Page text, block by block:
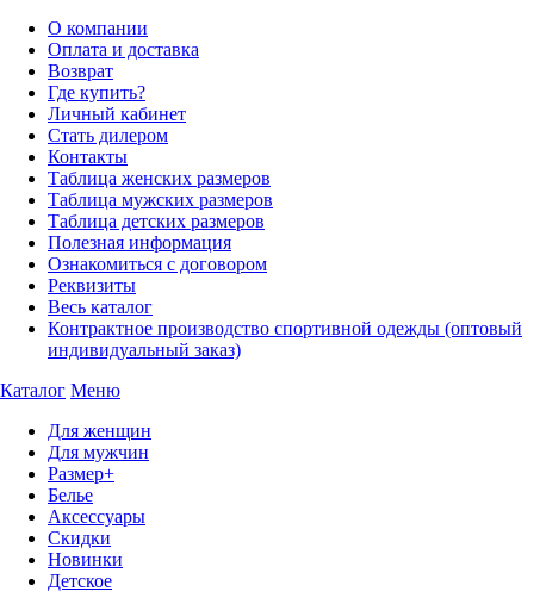
О компании
Оплата и доставка
Возврат
Где купить?
Личный кабинет
Стать дилером
Контакты
Таблица женских размеров
Таблица мужских размеров
Таблица детских размеров
Полезная информация
Ознакомиться с договором
Реквизиты
Весь каталог
Контрактное производство спортивной одежды (оптовый
индивидуальный заказ)
Каталог Меню
Для женщин
Для мужчин
Размер+
Белье
Аксессуары
Скидки
Новинки
Детское